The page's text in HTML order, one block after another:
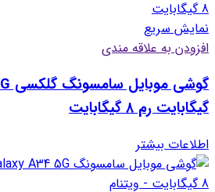
نمایش سریع
افزودن به علاقه مندی
گیگابایت رم ۸ گیگابایت
اطلاعات بیشتر